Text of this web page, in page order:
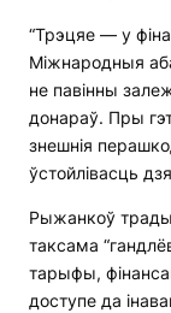
“Трэцяе — у
Міжнародныя
не павінны
донараў. Пры
знешнія
ўстойлівасць
Рыжанкоў
таксама
тарыфы,
доступе да